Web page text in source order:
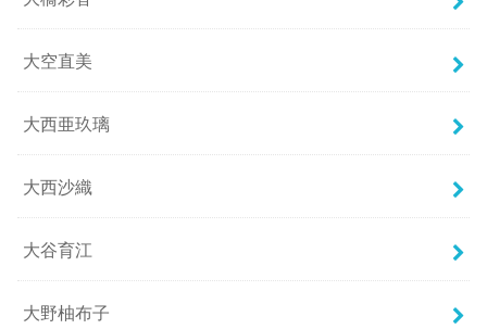
大空直美
大西亜玖璃
大西沙織
大谷育江
大野柚布子